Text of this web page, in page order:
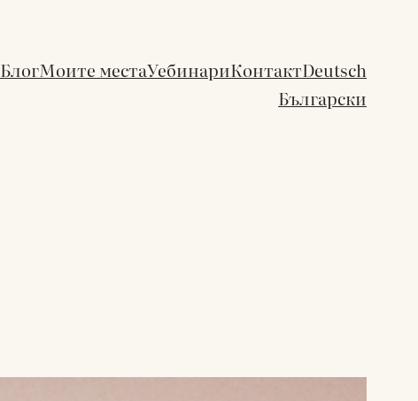
БлогМоите местаУебинариКонтактDeutsch
Български